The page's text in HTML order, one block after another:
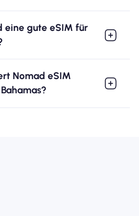
eine gute eSIM für
Nomad eSIM